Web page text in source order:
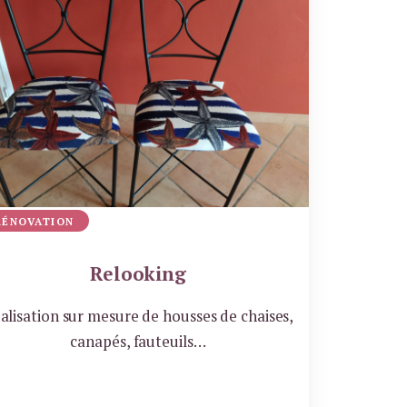
Relooking
sur mesure de housses de chaises,
canapés, fauteuils…